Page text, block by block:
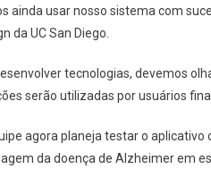
ainda usar nosso sistema com
da UC San Diego.
tecnologias, devemos
serão utilizadas por usuários
agora planeja testar o
da doença de Alzheimer em